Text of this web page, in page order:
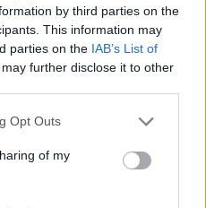
by third parties on the
This information may
parties on the IAB’s List of
further disclose it to other
uses one or more Google
behaviour. You may click to
and its third-party tags to
purposes in below Google
Opt Outs
of my
y la elección
y potenciarás lo
vivir el viaje.
salida: un lugar que
experiencia local y una
Con eso resuelto, el